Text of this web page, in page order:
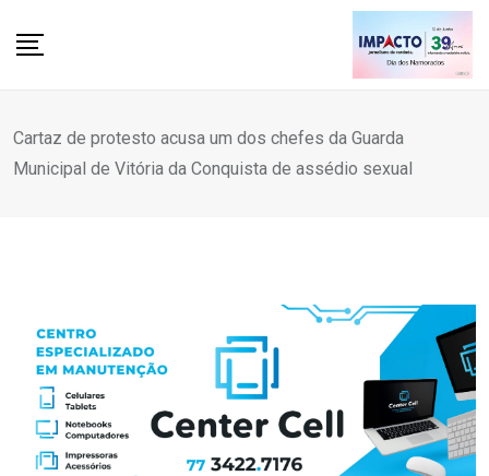
Cartaz de protesto acusa um dos chefes da Guarda
Municipal de Vitória da Conquista de assédio sexual